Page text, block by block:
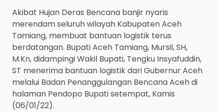
Akibat Hujan Deras Bencana banjir nyaris
merendam seluruh wilayah Kabupaten Aceh
Tamiang, membuat bantuan logistik terus
berdatangan. Bupati Aceh Tamiang, Mursil, SH,
M.Kn, didampingi Wakil Bupati, Tengku Insyafuddin,
ST menerima bantuan logistik dari Gubernur Aceh
melalui Badan Penanggulangan Bencana Aceh di
halaman Pendopo Bupati setempat, Kamis
(06/01/22).